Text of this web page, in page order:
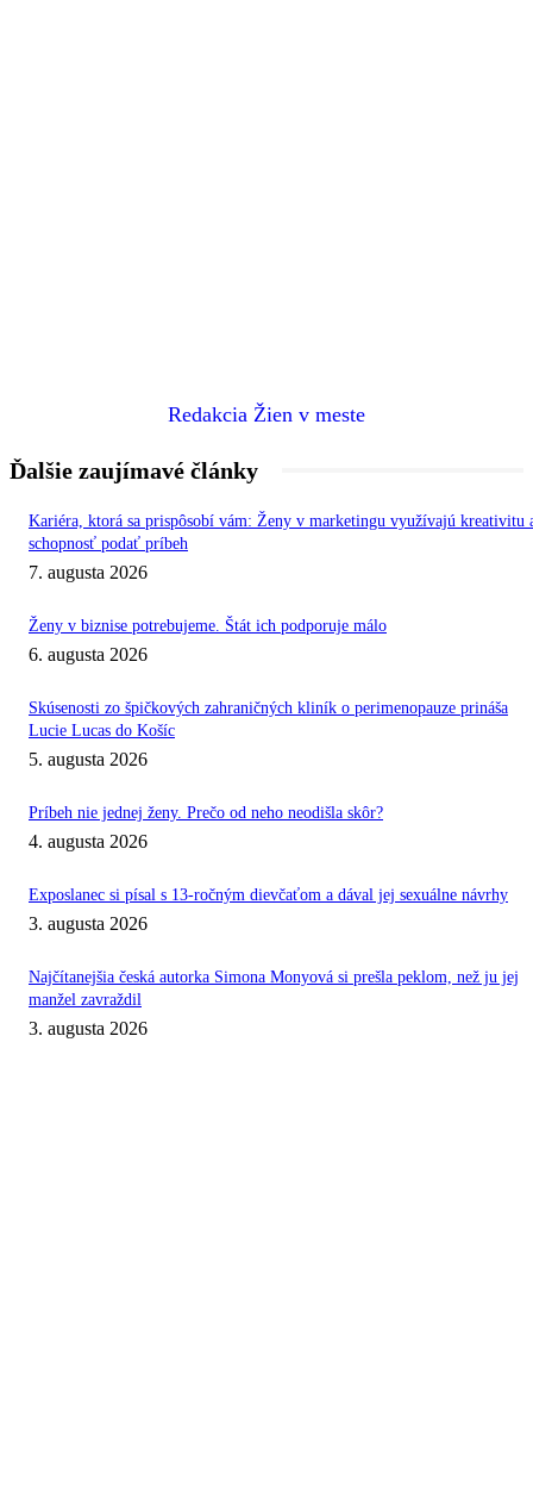
Redakcia Žien v meste
Ďalšie zaujímavé články
Kariéra, ktorá sa prispôsobí vám: Ženy v marketingu využívajú kreativitu
schopnosť podať príbeh
7. augusta 2026
Ženy v biznise potrebujeme. Štát ich podporuje málo
6. augusta 2026
Skúsenosti zo špičkových zahraničných kliník o perimenopauze prináša
Lucie Lucas do Košíc
5. augusta 2026
Príbeh nie jednej ženy. Prečo od neho neodišla skôr?
4. augusta 2026
Exposlanec si písal s 13-ročným dievčaťom a dával jej sexuálne návrhy
3. augusta 2026
Najčítanejšia česká autorka Simona Monyová si prešla peklom, než ju jej
manžel zavraždil
3. augusta 2026